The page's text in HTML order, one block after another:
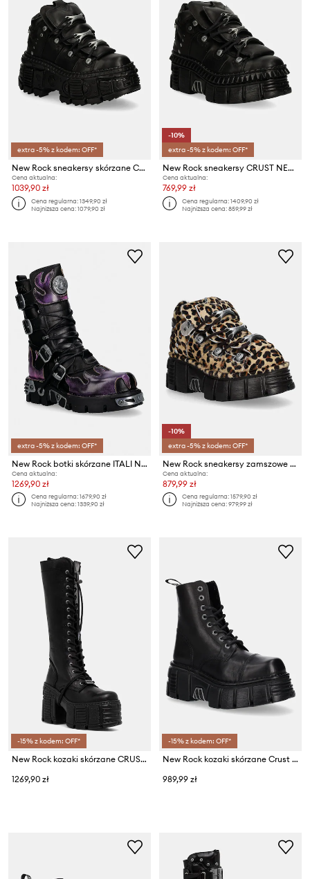
extra -5% z kodem: OFF*
New Rock sneakersy skórzane CRUST NEGRO + TANK CASCO NEGRO
Cena aktualna:
1039,90 zł
Cena regularna:1349,90 zł
Najniższa cena:1079,90 zł
-10%
extra -5% z kodem: OFF*
New Rock sneakersy CRUST NEGRO + TOWER CASCO NEGRO
Cena aktualna:
769,99 zł
Cena regularna:1409,90 zł
Najniższa cena:859,99 zł
extra -5% z kodem: OFF*
New Rock botki skórzane ITALI NEGRO, PULIK FUEGO LILA, REACTOR NEGRO
Cena aktualna:
1269,90 zł
Cena regularna:1679,90 zł
Najniższa cena:1339,90 zł
-10%
extra -5% z kodem: OFF*
New Rock sneakersy zamszowe PELO LEOPARDO PONY
Cena aktualna:
879,99 zł
Cena regularna:1579,90 zł
Najniższa cena:979,99 zł
-15% z kodem: OFF*
New Rock kozaki skórzane CRUST NEGRO, TOWER MAX
1269,90 zł
-15% z kodem: OFF*
New Rock kozaki skórzane Crust Negro, Tower Negro + Lateral
989,99 zł